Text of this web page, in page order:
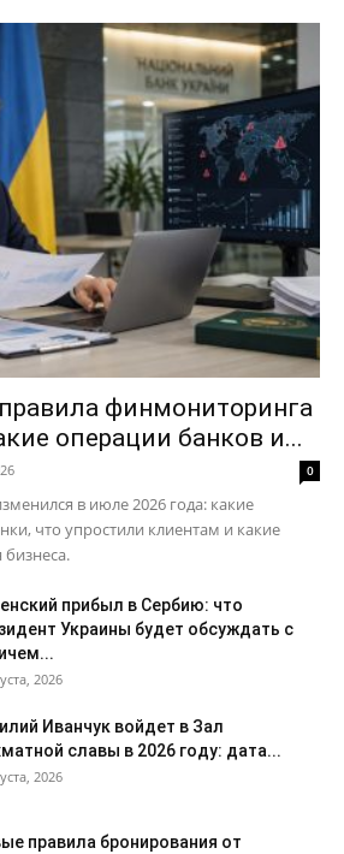
финмониторинга
операции банков и...
0
в июле 2026 года: какие
что упростили клиентам и какие
бизнеса.
прибыл в Сербию: что
Украины будет обсуждать с
2026
Иванчук войдет в Зал
славы в 2026 году: дата...
2026
правила бронирования от